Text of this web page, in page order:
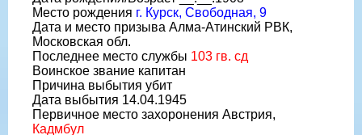
Место рождения г. Курск, Свободная, 9
Дата и место призыва Алма-Атинский РВК,
Московская обл.
Последнее место службы 103 гв. сд
Воинское звание капитан
Причина выбытия убит
Дата выбытия 14.04.1945
Первичное место захоронения Австрия,
Кадмбул